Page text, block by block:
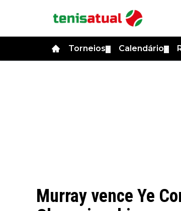
Torneios Calendário
Murray vence Ye